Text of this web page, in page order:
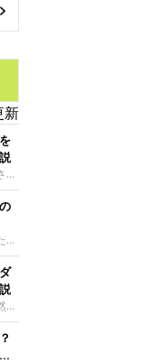
新
く
り
主
が
持
が
歩
い
な
部
に